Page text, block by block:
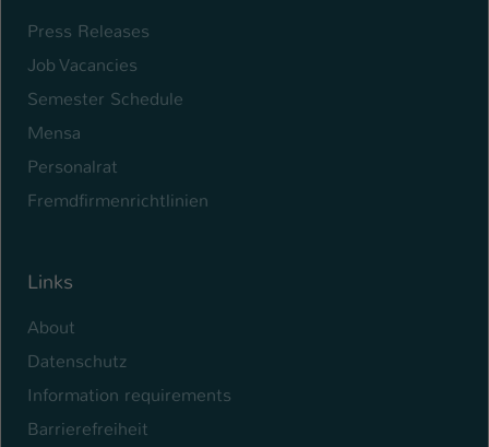
Press Releases
Job Vacancies
Semester Schedule
Mensa
Personalrat
Fremdfirmenrichtlinien
Links
About
Datenschutz
Information requirements
Barrierefreiheit